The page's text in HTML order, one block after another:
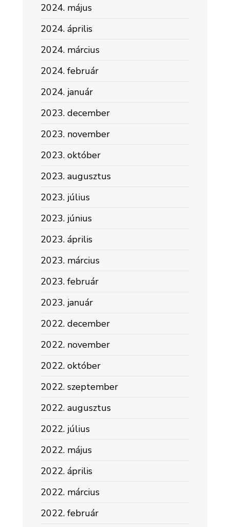
2024. május
2024. április
2024. március
2024. február
2024. január
2023. december
2023. november
2023. október
2023. augusztus
2023. július
2023. június
2023. április
2023. március
2023. február
2023. január
2022. december
2022. november
2022. október
2022. szeptember
2022. augusztus
2022. július
2022. május
2022. április
2022. március
2022. február